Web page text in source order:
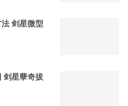
剑星微型
剑星孽奇拔